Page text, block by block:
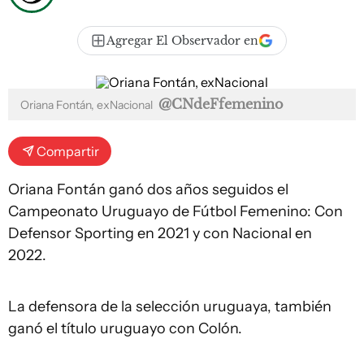
Agregar El Observador en
Oriana Fontán, exNacional @CNdeFfemenino
Compartir
Oriana Fontán ganó dos años seguidos el
Campeonato Uruguayo de Fútbol Femenino: Con
Defensor Sporting en 2021 y con Nacional en
2022.
La defensora de la selección uruguaya, también
ganó el título uruguayo con Colón.